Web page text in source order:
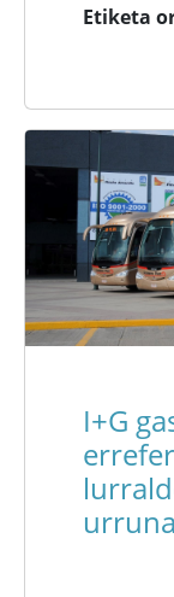
Etiketa
I+G